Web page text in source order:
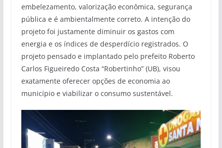
embelezamento, valorização econômica, segurança
pública e é ambientalmente correto. A intenção do
projeto foi justamente diminuir os gastos com
energia e os índices de desperdício registrados. O
projeto pensado e implantado pelo prefeito Roberto
Carlos Figueiredo Costa “Robertinho” (UB), visou
exatamente oferecer opções de economia ao
município e viabilizar o consumo sustentável.